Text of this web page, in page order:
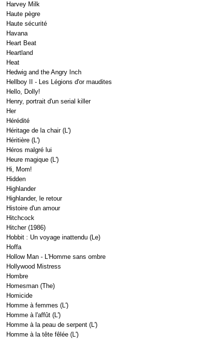
Harvey Milk
Haute pègre
Haute sécurité
Havana
Heart Beat
Heartland
Heat
Hedwig and the Angry Inch
Hellboy II - Les Légions d'or maudites
Hello, Dolly!
Henry, portrait d'un serial killer
Her
Hérédité
Héritage de la chair (L')
Héritière (L')
Héros malgré lui
Heure magique (L')
Hi, Mom!
Hidden
Highlander
Highlander, le retour
Histoire d'un amour
Hitchcock
Hitcher (1986)
Hobbit : Un voyage inattendu (Le)
Hoffa
Hollow Man - L'Homme sans ombre
Hollywood Mistress
Hombre
Homesman (The)
Homicide
Homme à femmes (L')
Homme à l'affût (L')
Homme à la peau de serpent (L')
Homme à la tête fêlée (L')